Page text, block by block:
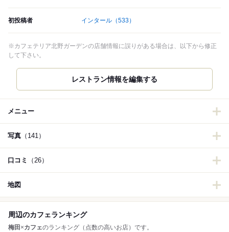
初投稿者 インタール （533）
※カフェテリア北野ガーデンの店舗情報に誤りがある場合は、以下から修正
して下さい。
レストラン情報を編集する
メニュー
写真 （141）
口コミ （26）
地図
周辺のカフェランキング
梅田 ×カフェのランキング（点数の高いお店）です。